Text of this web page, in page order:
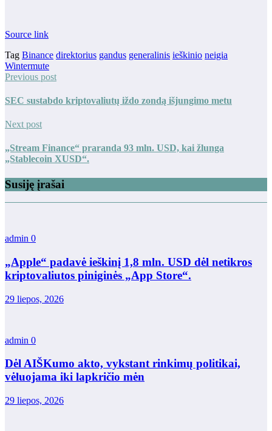
Source link
Tag Binance direktorius gandus generalinis ieškinio neigia
Wintermute
Previous post
SEC sustabdo kriptovaliutų iždo zondą išjungimo metu
Next post
„Stream Finance“ praranda 93 mln. USD, kai žlunga
„Stablecoin XUSD“.
Susiję įrašai
admin 0
„Apple“ padavė ieškinį 1,8 mln. USD dėl netikros
kriptovaliutos piniginės „App Store“.
29 liepos, 2026
admin 0
Dėl AIŠKumo akto, vykstant rinkimų politikai,
vėluojama iki lapkričio mėn
29 liepos, 2026